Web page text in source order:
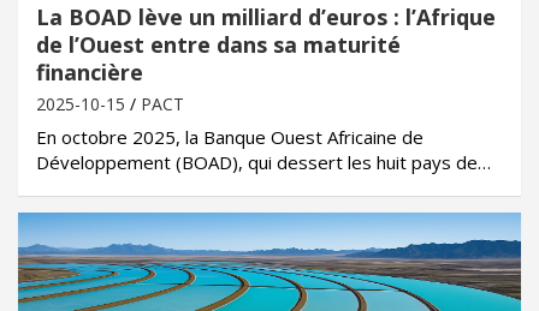
La BOAD lève un milliard d’euros : l’Afrique
de l’Ouest entre dans sa maturité
financière
2025-10-15 PACT
En octobre 2025, la Banque Ouest Africaine de
Développement (BOAD), qui dessert les huit pays de…